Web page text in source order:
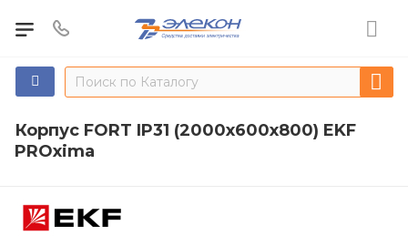
Корпус FORT IP31 (2000x600x800) EKF
PROxima